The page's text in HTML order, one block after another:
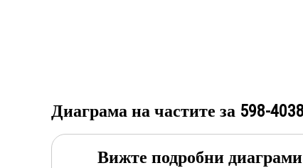
Диаграма на частите за 598-4038
Вижте подробни